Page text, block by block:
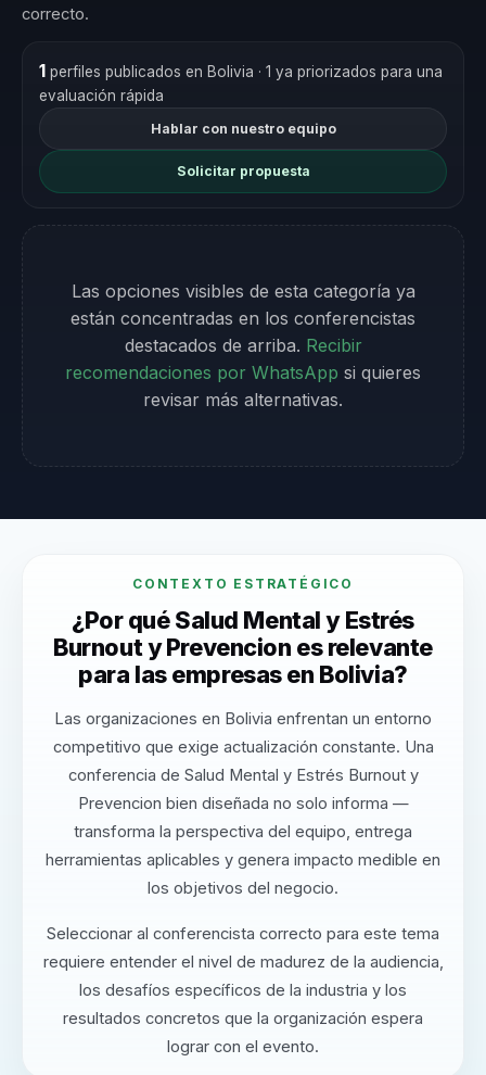
correcto.
1 perfiles publicados en Bolivia · 1 ya priorizados para una
evaluación rápida
Hablar con nuestro equipo
Solicitar propuesta
Las opciones visibles de esta categoría ya
están concentradas en los conferencistas
destacados de arriba. Recibir
recomendaciones por WhatsApp si quieres
revisar más alternativas.
CONTEXTO ESTRATÉGICO
¿Por qué Salud Mental y Estrés
Burnout y Prevencion es relevante
para las empresas en Bolivia?
Las organizaciones en Bolivia enfrentan un entorno
competitivo que exige actualización constante. Una
conferencia de Salud Mental y Estrés Burnout y
Prevencion bien diseñada no solo informa —
transforma la perspectiva del equipo, entrega
herramientas aplicables y genera impacto medible en
los objetivos del negocio.
Seleccionar al conferencista correcto para este tema
requiere entender el nivel de madurez de la audiencia,
los desafíos específicos de la industria y los
resultados concretos que la organización espera
lograr con el evento.